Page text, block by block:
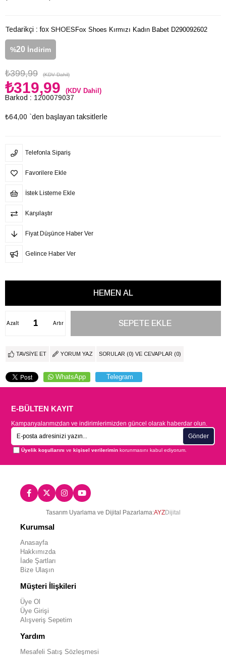
Tedarikçi : fox SHOES
%20 İndirim
₺399,99 (KDV Dahil)
₺319,99 (KDV Dahil)
Barkod : 1200079037
₺64,00 `den başlayan taksitlerle
Fox Shoes Kırmızı Kadın Babet D290092602
Telefonla Sipariş
Favorilere Ekle
İstek Listeme Ekle
Karşılaştır
Fiyat Düşünce Haber Ver
Gelince Haber Ver
Artır
Azalt
TAVSIYE ET YORUM YAZ SORULAR (0) VE CEVAPLAR (0)
WhatsApp Telegram
E-BÜLTEN KAYIT
Kampanyalarımızdan ve indirimlerimizden güncel olarak haberdar olun.
Gönder
Üyelik koşullarını vekişisel verilerimin korunmasını kabul ediyorum.
Tasarım Uyarlama ve Dijital Pazarlama:AYZDijital
Kurumsal
Anasayfa
Hakkımızda
İade Şartları
Bize Ulaşın
Müşteri İlişkileri
Üye Ol
Üye Girişi
Alışveriş Sepetim
Yardım
Mesafeli Satış Sözleşmesi